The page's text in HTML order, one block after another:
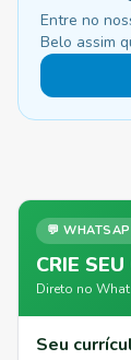
Entre no
Belo assim
💬
CRIE
Direto no
Seu